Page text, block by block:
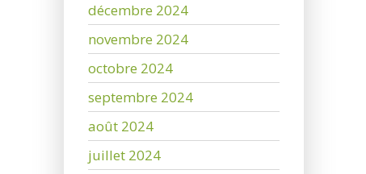
décembre 2024
novembre 2024
octobre 2024
septembre 2024
août 2024
juillet 2024